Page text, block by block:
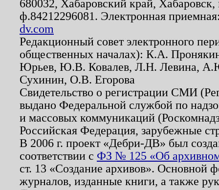
680032, Хабаровский край,
ф.84212296081. Электронная
dv.com
Редакционный совет электронного
общественных началах): К.А.
Юрьев, Ю.В. Ковалев, Л.Н. Левина,
Сухинин, О.В. Егорова
Свидетельство о регистрации СМИ
выдано Федеральной службой по
и массовых коммуникаций
Российская Федерация, зарубежные
В 2006 г. проект «Дебри-ДВ» был
соответствии с ФЗ № 125 «Об
ст. 13 «Создание архивов». Основной
журналов, изданные книги, а также